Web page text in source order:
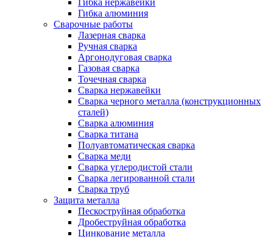
Гибка нержавейки
Гибка алюминия
Сварочные работы
Лазерная сварка
Ручная сварка
Аргонодуговая сварка
Газовая сварка
Точечная сварка
Сварка нержавейки
Сварка черного металла (конструкционных
сталей)
Сварка алюминия
Сварка титана
Полуавтоматическая сварка
Сварка меди
Сварка углеродистой стали
Сварка легированной стали
Сварка труб
Защита металла
Пескоструйная обработка
Дробеструйная обработка
Цинкование металла